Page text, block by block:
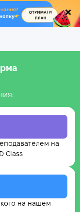
на
Class
на нашем